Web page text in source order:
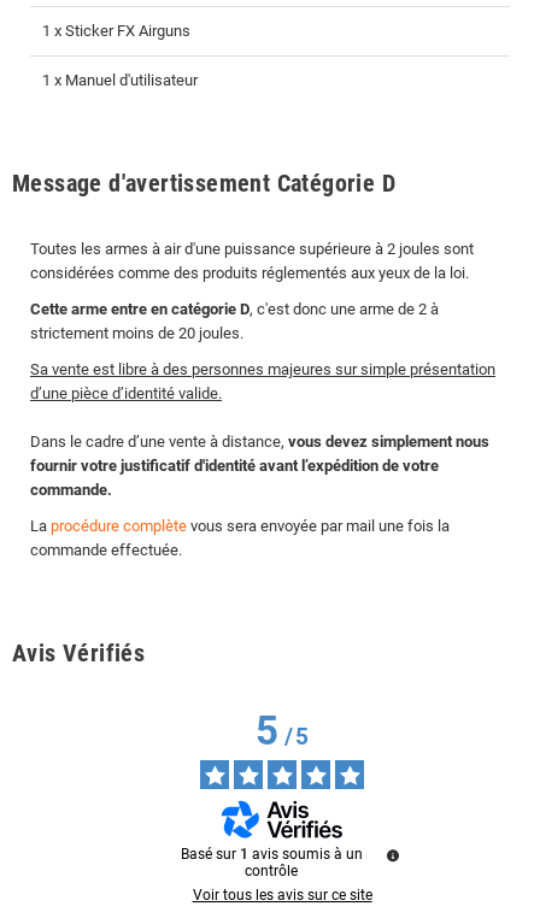
1 x Sticker FX Airguns
1 x Manuel d'utilisateur
Message d'avertissement Catégorie D
Toutes les armes à air d'une puissance supérieure à 2 joules sont
considérées comme des produits réglementés aux yeux de la loi.
Cette arme entre en catégorie D, c'est donc une arme de 2 à
strictement moins de 20 joules.
Sa vente est libre à des personnes majeures sur simple présentation
d’une pièce d’identité valide.
Dans le cadre d’une vente à distance, vous devez simplement nous
fournir votre justificatif d'identité avant l’expédition de votre
commande.
La procédure complète vous sera envoyée par mail une fois la
commande effectuée.
Avis Vérifiés
5/5
Basé sur 1 avis soumis à un
contrôle
Voir tous les avis sur ce site